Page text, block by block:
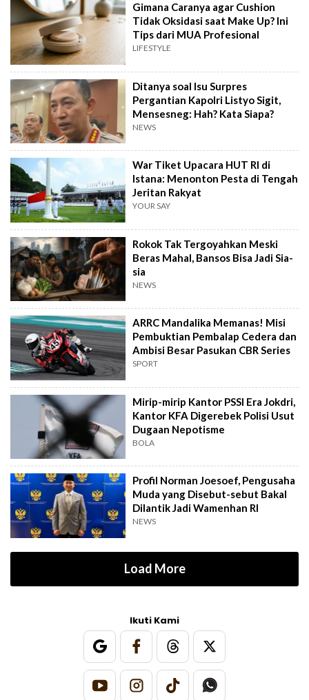
Gimana Caranya agar Cushion
Tidak Oksidasi saat Make Up? Ini
Tips dari MUA Profesional
LIFESTYLE
Ditanya soal Isu Surpres
Pergantian Kapolri Listyo Sigit,
Mensesneg: Hah? Kata Siapa?
NEWS
War Tiket Upacara HUT RI di
Istana: Menonton Pesta di Tengah
Jeritan Rakyat
YOUR SAY
Rokok Tak Tergoyahkan Meski
Beras Mahal, Bansos Bisa Jadi Sia-
sia
NEWS
ARRC Mandalika Memanas! Misi
Pembuktian Pembalap Cedera dan
Ambisi Besar Pasukan CBR Series
SPORT
Mirip-mirip Kantor PSSI Era Jokdri,
Kantor KFA Digerebek Polisi Usut
Dugaan Nepotisme
BOLA
Profil Norman Joesoef, Pengusaha
Muda yang Disebut-sebut Bakal
Dilantik Jadi Wamenhan RI
NEWS
Load More
Ikuti Kami